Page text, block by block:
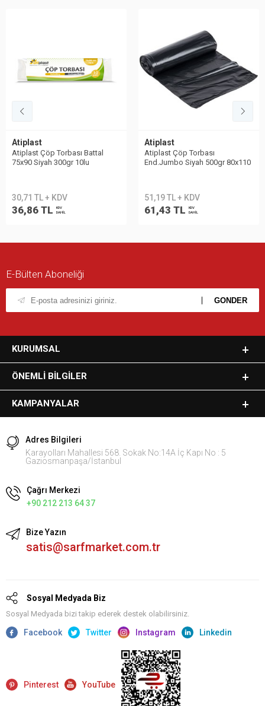
Atiplast
Atiplast Çöp Torbası Battal
75x90 Siyah 300gr 10lu
30,71 TL + KDV
36,86 TL
KDV
DAHİL
Atiplast
Atiplast Çöp Torbası
End.Jumbo Siyah 500gr 80x110
51,19 TL + KDV
61,43 TL
KDV
DAHİL
E-Bülten Aboneliği
KURUMSAL
ÖNEMLI BILGILER
KAMPANYALAR
Adres Bilgileri
Karayolları Mahallesi 568. Sokak No:14A İç Kapı No : 5
Gaziosmanpaşa/İstanbul
Çağrı Merkezi
+90 212 213 64 37
Bize Yazın
satis@sarfmarket.com.tr
Sosyal Medyada Biz
Sosyal Medyada bizi takip ederek destek olabilirsiniz.
Facebook Twitter Instagram Linkedin
Pinterest YouTube